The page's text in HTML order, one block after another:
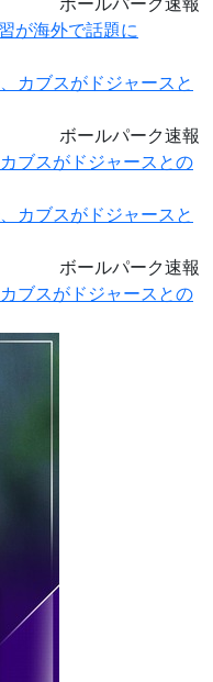
が海外で話題に
ボールパーク速報
ブスがドジャースとの
ボールパーク速報
ブスがドジャースとの